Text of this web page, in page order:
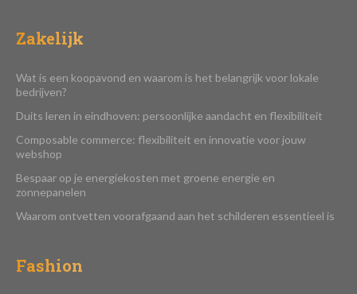
Zakelijk
Wat is een koopavond en waarom is het belangrijk voor lokale
bedrijven?
Duits leren in eindhoven: persoonlijke aandacht en flexibiliteit
Composable commerce: flexibiliteit en innovatie voor jouw
webshop
Bespaar op je energiekosten met groene energie en
zonnepanelen
Waarom ontvetten voorafgaand aan het schilderen essentieel is
Fashion